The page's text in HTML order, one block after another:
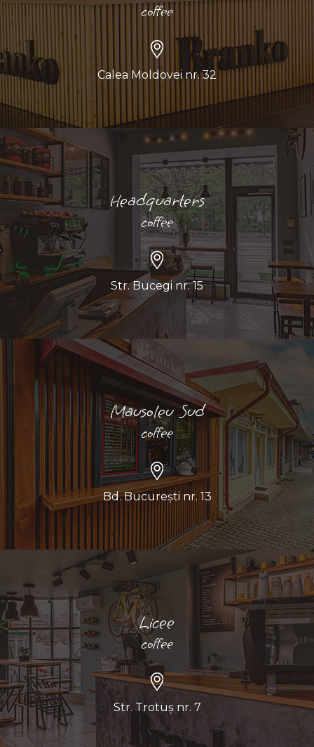
coffee
Calea Moldovei nr. 32
Headquarters
coffee
Str. Bucegi nr. 15
Mausoleu Sud
coffee
Bd. București nr. 13
Licee
coffee
Str. Trotuș nr. 7